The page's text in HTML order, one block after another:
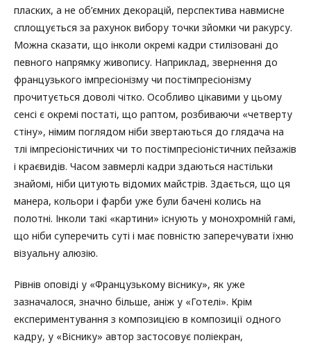
пласких, а не об’ємних декорацій, перспектива навмисне
сплощується за рахунок вибору точки зйомки чи ракурсу.
Можна сказати, що інколи окремі кадри стилізовані до
певного напрямку живопису. Наприклад, звернення до
французького імпресіонізму чи постімпресіонізму
прочитується доволі чітко. Особливо цікавими у цьому
сенсі є окремі постаті, що раптом, розбиваючи «четверту
стіну», німим поглядом ніби звертаються до глядача на
тлі імпресіоністичних чи то постімпресіоністичних пейзажів
і краєвидів. Часом завмерлі кадри здаються настільки
знайомі, ніби цитують відомих майстрів. Здається, що ця
манера, кольори і фарби уже були бачені колись на
полотні. Інколи такі «картини» існують у монохромній гамі,
що ніби суперечить суті і має повністю заперечувати їхню
візуальну алюзію.
Рівнів оповіді у «Французькому віснику», як уже
зазначалося, значно більше, аніж у «Готелі». Крім
експериментування з композицією в композиції одного
кадру, у «Віснику» автор застосовує поліекран,